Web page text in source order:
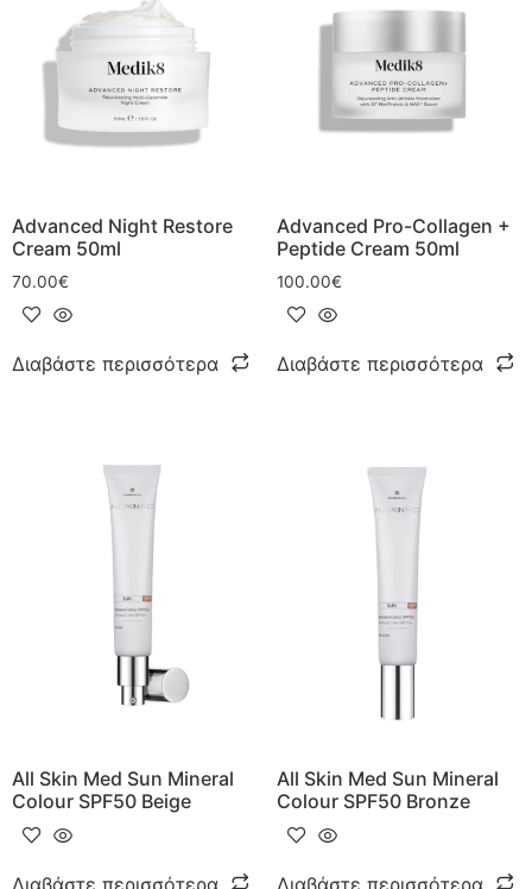
Advanced Night Restore
Cream 50ml
70.00€
Διαβάστε περισσότερα
Advanced Pro-Collagen +
Peptide Cream 50ml
100.00€
Διαβάστε περισσότερα
All Skin Med Sun Mineral
Colour SPF50 Beige
All Skin Med Sun Mineral
Colour SPF50 Bronze